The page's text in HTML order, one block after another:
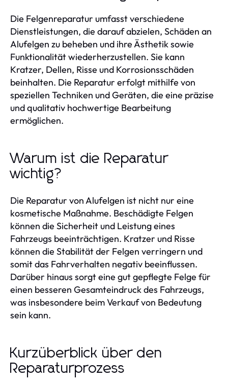
Die Felgenreparatur umfasst verschiedene
Dienstleistungen, die darauf abzielen, Schäden an
Alufelgen zu beheben und ihre Ästhetik sowie
Funktionalität wiederherzustellen. Sie kann
Kratzer, Dellen, Risse und Korrosionsschäden
beinhalten. Die Reparatur erfolgt mithilfe von
speziellen Techniken und Geräten, die eine präzise
und qualitativ hochwertige Bearbeitung
ermöglichen.
Warum ist die Reparatur
wichtig?
Die Reparatur von Alufelgen ist nicht nur eine
kosmetische Maßnahme. Beschädigte Felgen
können die Sicherheit und Leistung eines
Fahrzeugs beeinträchtigen. Kratzer und Risse
können die Stabilität der Felgen verringern und
somit das Fahrverhalten negativ beeinflussen.
Darüber hinaus sorgt eine gut gepflegte Felge für
einen besseren Gesamteindruck des Fahrzeugs,
was insbesondere beim Verkauf von Bedeutung
sein kann.
Kurzüberblick über den
Reparaturprozess